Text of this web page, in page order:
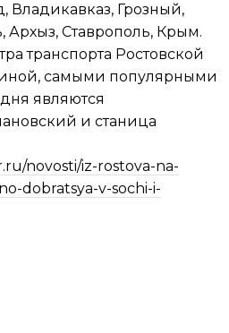
Владикавказ, Грозный,
Архыз, Ставрополь, Крым.
транспорта Ростовской
самыми популярными
являются
и станица
novosti/iz-rostova-na-
dobratsya-v-sochi-i-